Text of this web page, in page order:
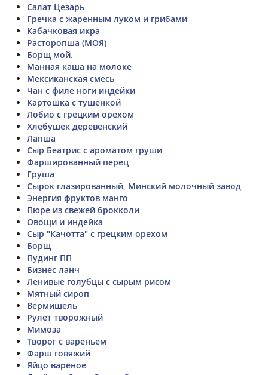
Салат Цезарь
Гречка с жаренным луком и грибами
Кабачковая икра
Расторопша (МОЯ)
Борщ мой.
Манная каша на молоке
Мексиканская смесь
Чан с филе ноги индейки
Картошка с тушенкой
Лобио с грецким орехом
Хлебушек деревенский
Лапша
Сыр Беатрис с ароматом груши
Фаршированный перец
Груша
Сырок глазированный, Минский молочный завод
Энергия фруктов манго
Пюре из свежей брокколи
Овощи и индейка
Сыр "Качотта" с грецким орехом
Борщ
Пудинг ПП
Бизнес ланч
Ленивые голубцы с сырым рисом
Мятный сироп
Вермишель
Рулет творожный
Мимоза
Творог с вареньем
Фарш говяжий
Яйцо вареное